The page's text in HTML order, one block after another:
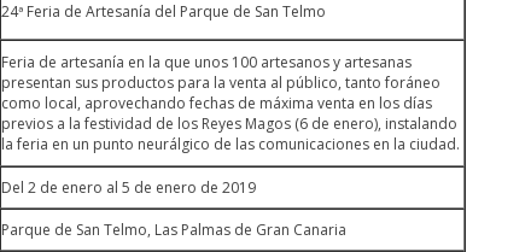
24ª Feria de Artesanía del Parque de San Telmo
Feria de artesanía en la que unos 100 artesanos y artesanas
presentan sus productos para la venta al público, tanto foráneo
como local, aprovechando fechas de máxima venta en los días
previos a la festividad de los Reyes Magos (6 de enero), instalando
la feria en un punto neurálgico de las comunicaciones en la ciudad.
Del 2 de enero al 5 de enero de 2019
Parque de San Telmo, Las Palmas de Gran Canaria